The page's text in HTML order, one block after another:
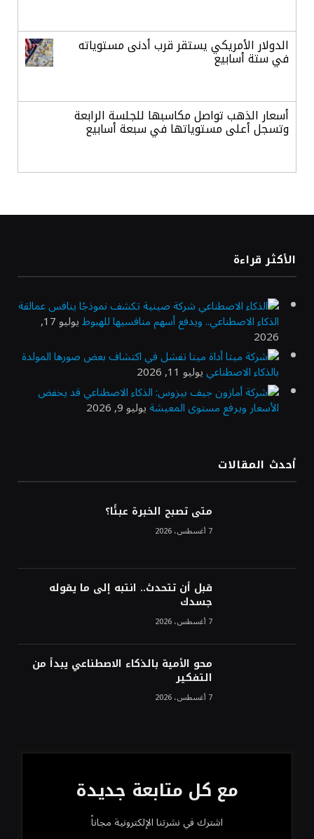
الدولار الأمريكي يستقر قرب أدنى مستوياته
في ستة أسابيع
أسعار الذهب تواصل مكاسبها للجلسة الرابعة
وتسجل أعلى مستوياتها في سبعة أسابيع
«طيران الرياض» يدشن أولى رحلاته إلى مومباي
ويضيف الوجهة التشغيلية الثامنة
وزير الاستثمار: الموافقة على رخصة مزاولة
الأنشطة المالية عابرة الحدود تطوير للبيئة
الاستثمارية
الذهب يسجل أعلى مستوى في أسبوعين بدعم
من تراجع الدولار
الدولار الأمريكي يتراجع قرب أدنى مستوياته
في ستة أسابيع وسط تفاؤل بشأن الشرق
أسعار النفط تواصل التراجع للجلسة الثالثة مع
الأكثر قراءة
شركة صينية تكشف نموذجًا ينافس عمالقة
الذكاء الاصطناعي.. ويدفع أسهم منافسيها للهبوط يوليو 17,
2026
أداة ميتا تفشل في اكتشاف بعض صورها المولدة
بالذكاء الاصطناعييوليو 11, 2026
جيف بيزوس: الذكاء الاصطناعي قد يخفض
الأسعار ويرفع مستوى المعيشةيوليو 9, 2026
أحدث المقالات
متى تصبح الخبرة عبئًا؟
7 أغسطس، 2026
قبل أن تتحدث.. انتبه إلى ما يقوله
جسدك
7 أغسطس، 2026
محو الأمية بالذكاء الاصطناعي يبدأ من
التفكير
7 أغسطس، 2026
مع كل متابعة جديدة
اشترك في نشرتنا الإلكترونية مجاناً